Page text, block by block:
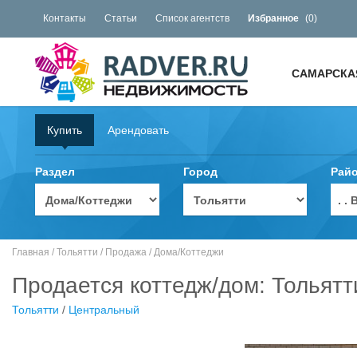
Контакты Статьи Список агентств Избранное (0)
Купить Арендовать
Раздел Город
. .
Главная / Тольятти / Продажа / Дома/Коттеджи
Продается коттедж/дом:
Тольятти / Центральный